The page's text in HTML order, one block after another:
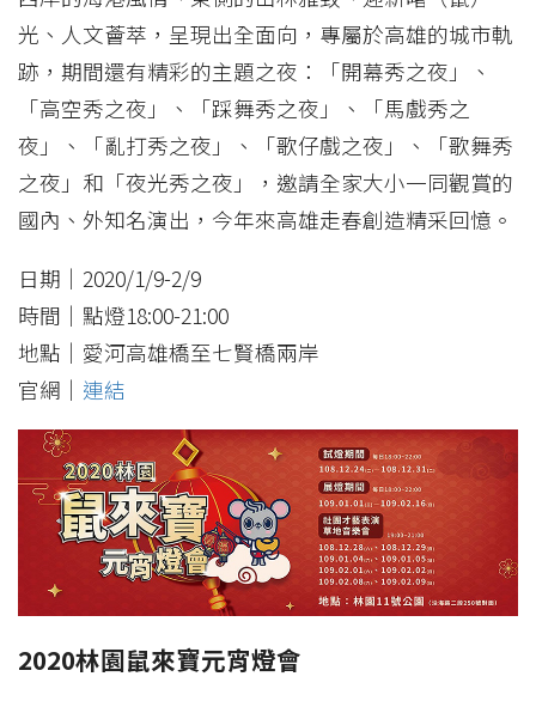
光、人文薈萃，呈現出全面向，專屬於高雄的城市軌
跡，期間還有精彩的主題之夜：「開幕秀之夜」、
「高空秀之夜」、「踩舞秀之夜」、「馬戲秀之
夜」、「亂打秀之夜」、「歌仔戲之夜」、「歌舞秀
之夜」和「夜光秀之夜」，邀請全家大小一同觀賞的
國內、外知名演出，今年來高雄走春創造精采回憶。
日期｜2020/1/9-2/9
時間｜點燈18:00-21:00
地點｜愛河高雄橋至七賢橋兩岸
官網｜ 連結
2020林園鼠來寶元宵燈會